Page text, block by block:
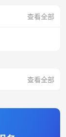
查看全部
查看全部